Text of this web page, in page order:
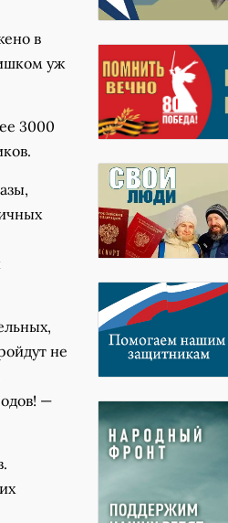
в
уж
3000
не
—